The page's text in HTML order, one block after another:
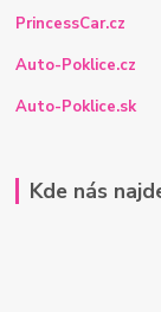
PrincessCar.cz
Auto-Poklice.cz
Auto-Poklice.sk
Kde nás